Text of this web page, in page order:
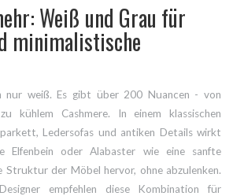
Weiß und Grau für
minimalistische
nur weiß. Es gibt über 200 Nuancen - von
kühlem Cashmere. In einem klassischen
Ledersofas und antiken Details wirkt
Elfenbein oder Alabaster wie eine sanfte
Struktur der Möbel hervor, ohne abzulenken.
empfehlen diese Kombination für